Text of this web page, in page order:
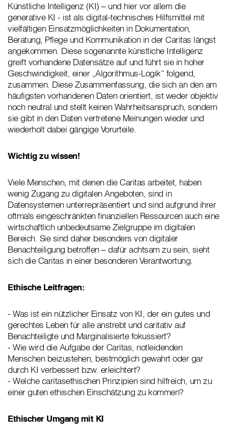
Künstliche Intelligenz (KI) – und hier vor allem die
generative KI - ist als digital-technisches Hilfsmittel mit
vielfältigen Einsatzmöglichkeiten in Dokumentation,
Beratung, Pflege und Kommunikation in der Caritas längst
angekommen. Diese sogenannte künstliche Intelligenz
greift vorhandene Datensätze auf und führt sie in hoher
Geschwindigkeit, einer „Algorithmus-Logik“ folgend,
zusammen. Diese Zusammenfassung, die sich an den am
häufigsten vorhandenen Daten orientiert, ist weder objektiv
noch neutral und stellt keinen Wahrheitsanspruch, sondern
sie gibt in den Daten vertretene Meinungen wieder und
wiederholt dabei gängige Vorurteile.
Wichtig zu wissen!
Viele Menschen, mit denen die Caritas arbeitet, haben
wenig Zugang zu digitalen Angeboten, sind in
Datensystemen unterrepräsentiert und sind aufgrund ihrer
oftmals eingeschränkten finanziellen Ressourcen auch eine
wirtschaftlich unbedeutsame Zielgruppe im digitalen
Bereich. Sie sind daher besonders von digitaler
Benachteiligung betroffen – dafür achtsam zu sein, sieht
sich die Caritas in einer besonderen Verantwortung.
Ethische Leitfragen:
- Was ist ein nützlicher Einsatz von KI, der ein gutes und
gerechtes Leben für alle anstrebt und caritativ auf
Benachteiligte und Marginalisierte fokussiert?
- Wie wird die Aufgabe der Caritas, notleidenden
Menschen beizustehen, bestmöglich gewahrt oder gar
durch KI verbessert bzw. erleichtert?
- Welche caritasethischen Prinzipien sind hilfreich, um zu
einer guten ethischen Einschätzung zu kommen?
Ethischer Umgang mit KI